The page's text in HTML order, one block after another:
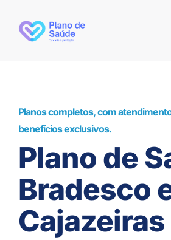
Planos completos, com
benefícios exclusivos.
Plano de
Bradesco
Cajazeiras